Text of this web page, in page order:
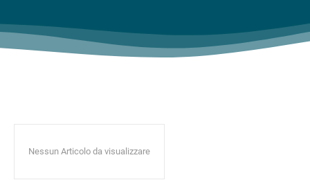
Nessun Articolo da visualizzare